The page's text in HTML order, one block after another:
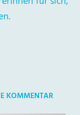
KOMMENTAR